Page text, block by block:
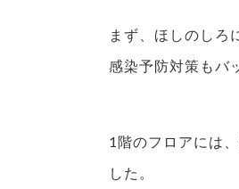
まず、ほしのしろ
感染予防対策もバ
1階のフロアには
した。